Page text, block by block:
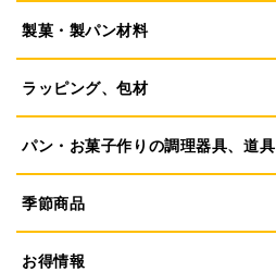
製菓・製パン材料
ラッピング、包材
パン・お菓子作りの調理器具、道具
季節商品
お得情報